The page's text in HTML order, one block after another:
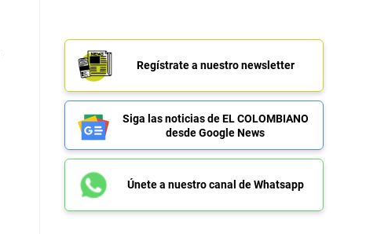
Regístrate a nuestro newsletter
Siga las noticias de EL COLOMBIANO
desde Google News
Únete a nuestro canal de Whatsapp